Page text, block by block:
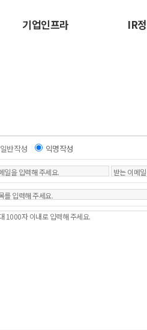
기업인프라 IR
일반작성 익명작성